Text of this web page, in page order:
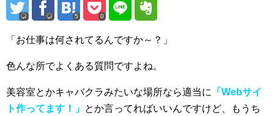
5 0
「お仕事は何されてるんですか～？」
色んな所でよくある質問ですよね。
美容室とかキャバクラみたいな場所なら適当に
「Webサイ
ト作ってます！」 とか言ってればいいんですけど、もうち